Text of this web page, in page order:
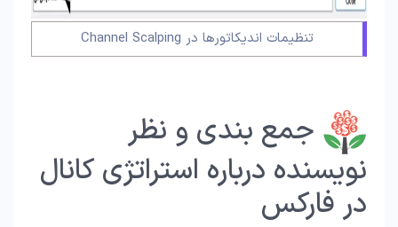
تنظیمات اندیکاتورها در Channel Scalping
جمع بندی و نظر
نویسنده درباره استراتژی کانال
در فارکس